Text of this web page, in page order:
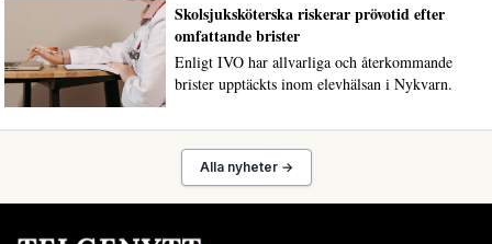
Skolsjuksköterska riskerar prövotid efter
omfattande brister
Enligt IVO har allvarliga och återkommande
brister upptäckts inom elevhälsan i Nykvarn.
Alla nyheter →